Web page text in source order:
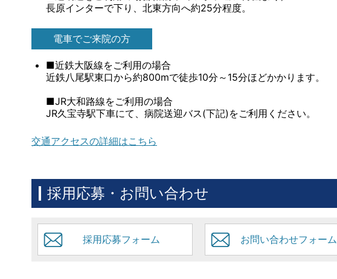
長原インターで下り、北東方向へ約25分程度。
電車でご来院の方
■近鉄大阪線をご利用の場合
近鉄八尾駅東口から約800mで徒歩10分～15分ほどかかります。
■JR大和路線をご利用の場合
JR久宝寺駅下車にて、病院送迎バス(下記)をご利用ください。
交通アクセスの詳細はこちら
採用応募・お問い合わせ
採用応募フォーム お問い合わせフォーム